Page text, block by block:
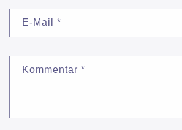
E-Mail *
Kommentar *